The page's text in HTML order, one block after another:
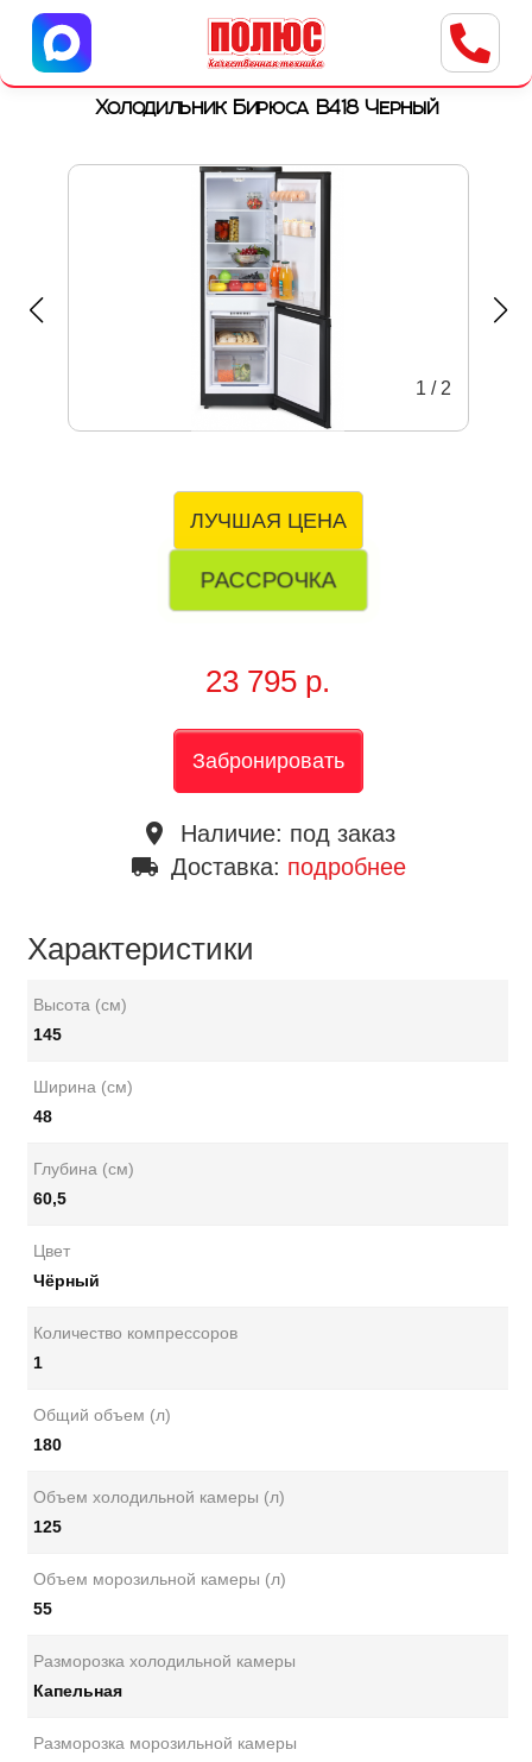
Центр бытовой техники
г. Ульяновск, ул. Пушкарева, 8a
Холодильник Бирюса B418 Черный
1 / 2
ЛУЧШАЯ ЦЕНА
РАССРОЧКА
23 795 р.
Забронировать
place Наличие: под заказ
local_shipping Доставка: подробнее
Характеристики
Высота (см)
145
Ширина (см)
48
Глубина (см)
60,5
Цвет
Чёрный
Количество компрессоров
1
Общий объем (л)
180
Объем холодильной камеры (л)
125
Объем морозильной камеры (л)
55
Разморозка холодильной камеры
Капельная
Разморозка морозильной камеры